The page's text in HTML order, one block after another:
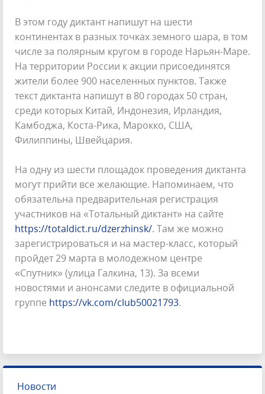
В этом году диктант напишут на шести
континентах в разных точках земного шара, в том
числе за полярным кругом в городе Нарьян-Маре.
На территории России к акции присоединятся
жители более 900 населенных пунктов. Также
текст диктанта напишут в 80 городах 50 стран,
среди которых Китай, Индонезия, Ирландия,
Камбоджа, Коста-Рика, Марокко, США,
Филиппины, Швейцария.
На одну из шести площадок проведения диктанта
могут прийти все желающие. Напоминаем, что
обязательна предварительная регистрация
участников на «Тотальный диктант» на сайте
https://totaldict.ru/dzerzhinsk/. Там же можно
зарегистрироваться и на мастер-класс, который
пройдет 29 марта в молодежном центре
«Спутник» (улица Галкина, 13). За всеми
новостями и анонсами следите в официальной
группе https://vk.com/club50021793.
Новости